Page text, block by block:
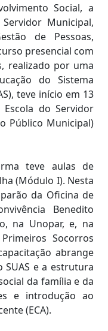
Social, a
Municipal,
de Pessoas,
presencial com
realizado por uma
do Sistema
teve início em 13
do Servidor
Público Municipal)
teve aulas de
(Módulo I). Nesta
da Oficina de
Benedito
na Unopar, e, na
Socorros
abrange
e a estrutura
da família e da
e introdução ao
(ECA).